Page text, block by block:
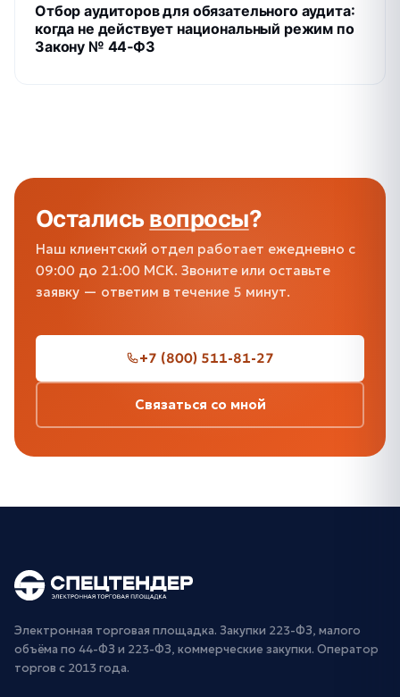
Отбор аудиторов для обязательного аудита:
когда не действует национальный режим по
Закону № 44‑ФЗ
Осталисьвопросы?
Наш клиентский отдел работает ежедневно с
09:00 до 21:00 МСК. Звоните или оставьте
заявку — ответим в течение 5 минут.
+7 (800) 511-81-27
Связаться со мной
Электронная торговая площадка. Закупки 223-ФЗ, малого
объёма по 44-ФЗ и 223-ФЗ, коммерческие закупки. Оператор
торгов с 2013 года.